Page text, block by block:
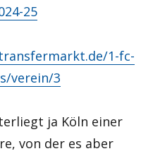
25
1-fc-
verein/3
ja Köln einer
von der es aber